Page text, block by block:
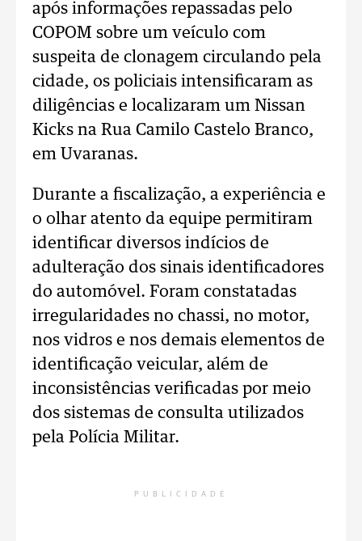
após informações repassadas pelo
COPOM sobre um veículo com
suspeita de clonagem circulando pela
cidade, os policiais intensificaram as
diligências e localizaram um Nissan
Kicks na Rua Camilo Castelo Branco,
em Uvaranas.
Durante a fiscalização, a experiência e
o olhar atento da equipe permitiram
identificar diversos indícios de
adulteração dos sinais identificadores
do automóvel. Foram constatadas
irregularidades no chassi, no motor,
nos vidros e nos demais elementos de
identificação veicular, além de
inconsistências verificadas por meio
dos sistemas de consulta utilizados
pela Polícia Militar.
PUBLICIDADE